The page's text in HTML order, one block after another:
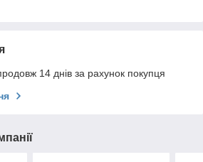
14 днів за рахунок покупця